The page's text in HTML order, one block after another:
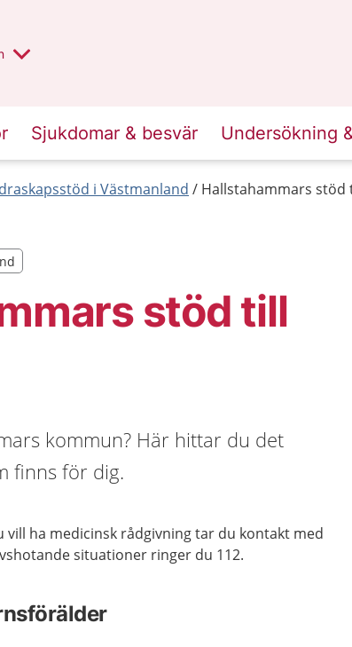
region
Sjukdomar & besvär Undersökning
i Västmanland Hallstahammars
stöd till
kommun? Här hittar du det
finns för dig.
ha medicinsk rådgivning tar du kontakt med
situationer ringer du 112.